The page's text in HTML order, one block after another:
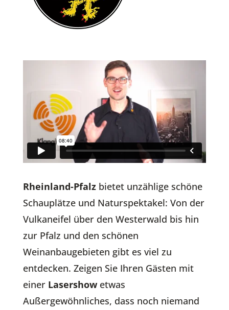
Rheinland-Pfalzbietet unzählige schöne
Schauplätze und Naturspektakel: Von der
Vulkaneifel über den Westerwald bis hin
zur Pfalz und den schönen
Weinanbaugebieten gibt es viel zu
entdecken. Zeigen Sie Ihren Gästen mit
einer Lasershowetwas
Außergewöhnliches, dass noch niemand